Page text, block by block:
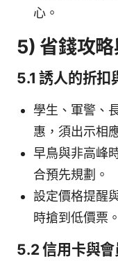
心。
5) 省錢攻
5.1 誘人的折扣
學生、軍警、
惠，須出示相
早鳥與非高峰
合預先規劃。
設定價格提醒
時搶到低價票。
5.2 信用卡與會